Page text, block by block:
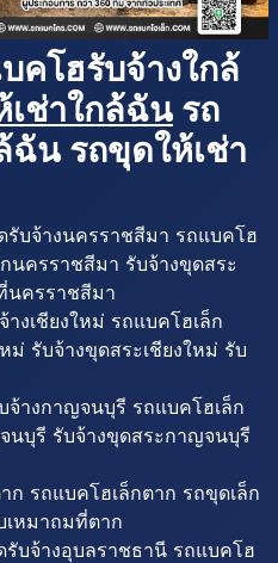
คโฮรับจ้างใกล้
เช่าใกล้ฉัน รถ
ฉัน รถขุดให้เช่า
บจ้างนครราชสีมา รถแบคโฮ
นครราชสีมา รับจ้างขุดสระ
นครราชสีมา
งเชียงใหม่ รถแบคโฮเล็ก
ม่ รับจ้างขุดสระเชียงใหม่ รับ
างกาญจนบุรี รถแบคโฮเล็ก
นบุรี รับจ้างขุดสระกาญจนบุรี
ก รถแบคโฮเล็กตาก รถขุดเล็ก
เหมาถมที่ตาก
บจ้างอุบลราชธานี รถแบคโฮ